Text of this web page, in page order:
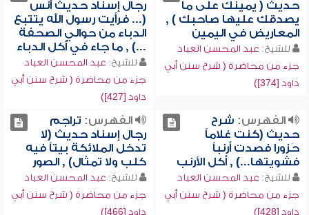
حديث ( يمينك على ما
يصدقك عليها صاحبك ) ,
المعاريض في اليمين
للشيخ: عبد المحسن العباد
جزء من محاضرة ( شرح سنن أبي
داود [374])
رجال إسناد حديث أنس
(... فرأيت رسول الله يتتبع
الدباء من حوالي الصحفة
...) , ما جاء في أكل الدباء
للشيخ: عبد المحسن العباد
جزء من محاضرة ( شرح سنن أبي
داود [427])
الفهرس: شرح
حديث (كنت غلاماً
حَزورا فصدت أرنباً
فشويتها...) , أكل الأرنب
للشيخ: عبد المحسن العباد
جزء من محاضرة ( شرح سنن أبي
داود [428])
الفهرس: تراجم
رجال إسناد حديث (لا
تدخل الملائكة بيتاً فيه
كلب ولا تمثال) , الصور
للشيخ: عبد المحسن العباد
جزء من محاضرة ( شرح سنن أبي
داود [466])